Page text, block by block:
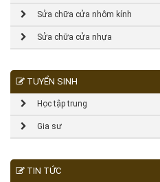
Sửa chữa cửa nhôm kính
Sửa chữa cửa nhựa
TUYỂN SINH
Học tập trung
Gia sư
TIN TỨC